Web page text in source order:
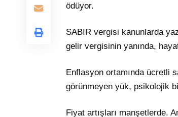
ödüyor.
SABIR vergisi kanunlarda
gelir vergisinin yanında,
Enflasyon ortamında ücretli
görünmeyen yük, psikolojik
Fiyat artışları manşetlerde.